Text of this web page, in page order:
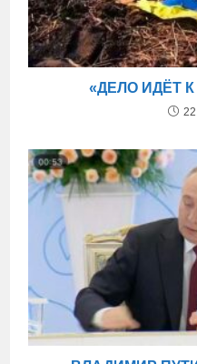
«ДЕЛО ИДЁТ